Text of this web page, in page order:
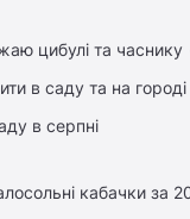
цибулі та часнику
в саду та на городі
в серпні
кабачки за